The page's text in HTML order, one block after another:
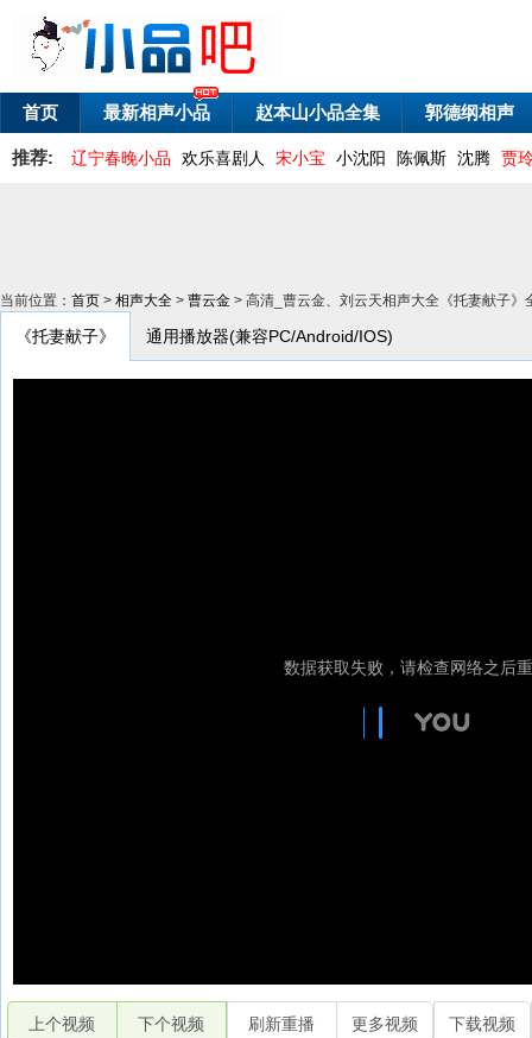
首页 最新相声小品 赵本山小品全集 郭德纲相声
推荐: 辽宁春晚小品 欢乐喜剧人 宋小宝 小沈阳 陈佩斯 沈腾 贾
当前位置： 首页 > 相声大全 > 曹云金 > 高清_曹云金、刘云天相声大全《托妻献子》
《托妻献子》 通用播放器(兼容PC/Android/IOS)
上个视频 下个视频 刷新重播 更多视频 下载视频